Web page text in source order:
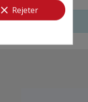
clear Rejeter